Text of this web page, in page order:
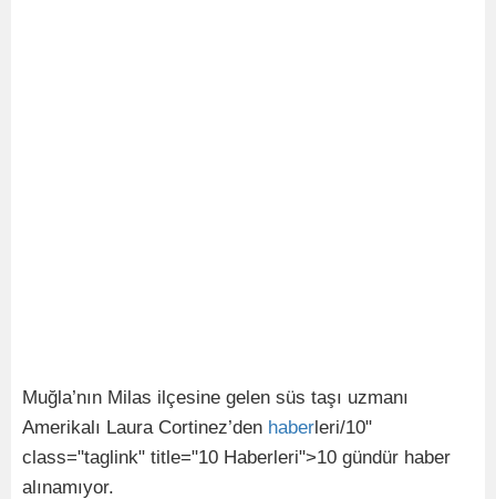
Muğla’nın Milas ilçesine gelen süs taşı uzmanı
Amerikalı Laura Cortinez’den haberleri/10"
class="taglink" title="10 Haberleri">10 gündür haber
alınamıyor.